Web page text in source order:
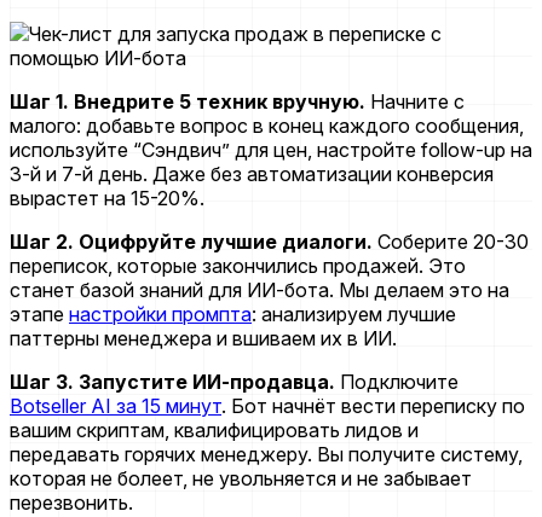
Шаг 1. Внедрите 5 техник вручную. Начните с
малого: добавьте вопрос в конец каждого сообщения,
используйте “Сэндвич” для цен, настройте follow-up на
3-й и 7-й день. Даже без автоматизации конверсия
вырастет на 15-20%.
Шаг 2. Оцифруйте лучшие диалоги. Соберите 20-30
переписок, которые закончились продажей. Это
станет базой знаний для ИИ-бота. Мы делаем это на
этапе настройки промпта: анализируем лучшие
паттерны менеджера и вшиваем их в ИИ.
Шаг 3. Запустите ИИ-продавца. Подключите
Botseller AI за 15 минут. Бот начнёт вести переписку по
вашим скриптам, квалифицировать лидов и
передавать горячих менеджеру. Вы получите систему,
которая не болеет, не увольняется и не забывает
перезвонить.